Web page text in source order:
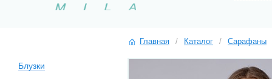
Блузки
Главная / Каталог / Сарафаны